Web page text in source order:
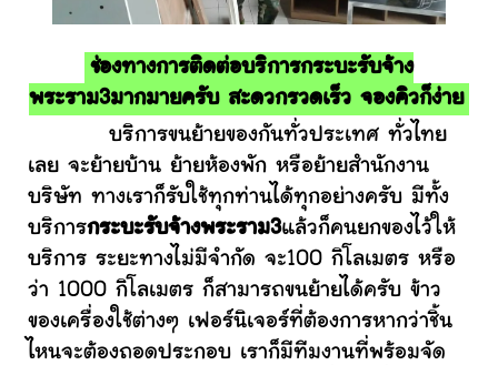
ช่องทางการติดต่อบริการกระบะรับจ้าง
พระราม3มากมายครับ สะดวกรวดเร็ว จองคิวก็ง่าย
บริการขนย้ายของกันทั่วประเทศ ทั่วไทย
เลย จะย้ายบ้าน ย้ายห้องพัก หรือย้ายสำนักงาน
บริษัท ทางเราก็รับใช้ทุกท่านได้ทุกอย่างครับ มีทั้ง
บริการกระบะรับจ้างพระราม3แล้วก็คนยกของไว้ให้
บริการ ระยะทางไม่มีจำกัด จะ100 กิโลเมตร หรือ
ว่า 1000 กิโลเมตร ก็สามารถขนย้ายได้ครับ ข้าว
ของเครื่องใช้ต่างๆ เฟอร์นิเจอร์ที่ต้องการหากว่าชิ้น
ไหนจะต้องถอดประกอบ เราก็มีทีมงานที่พร้อมจัด